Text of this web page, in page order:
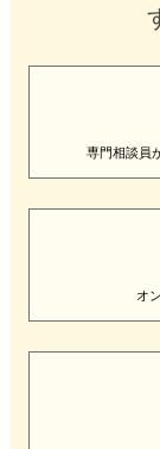
専門相談員
オ